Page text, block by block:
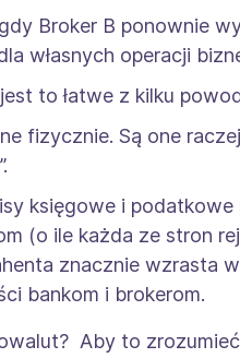
Broker B ponownie
własnych operacji
to łatwe z kilku
fizycznie. Są one
księgowe i
(o ile każda ze stron
znacznie wzrasta
bankom i brokerom.
Aby to